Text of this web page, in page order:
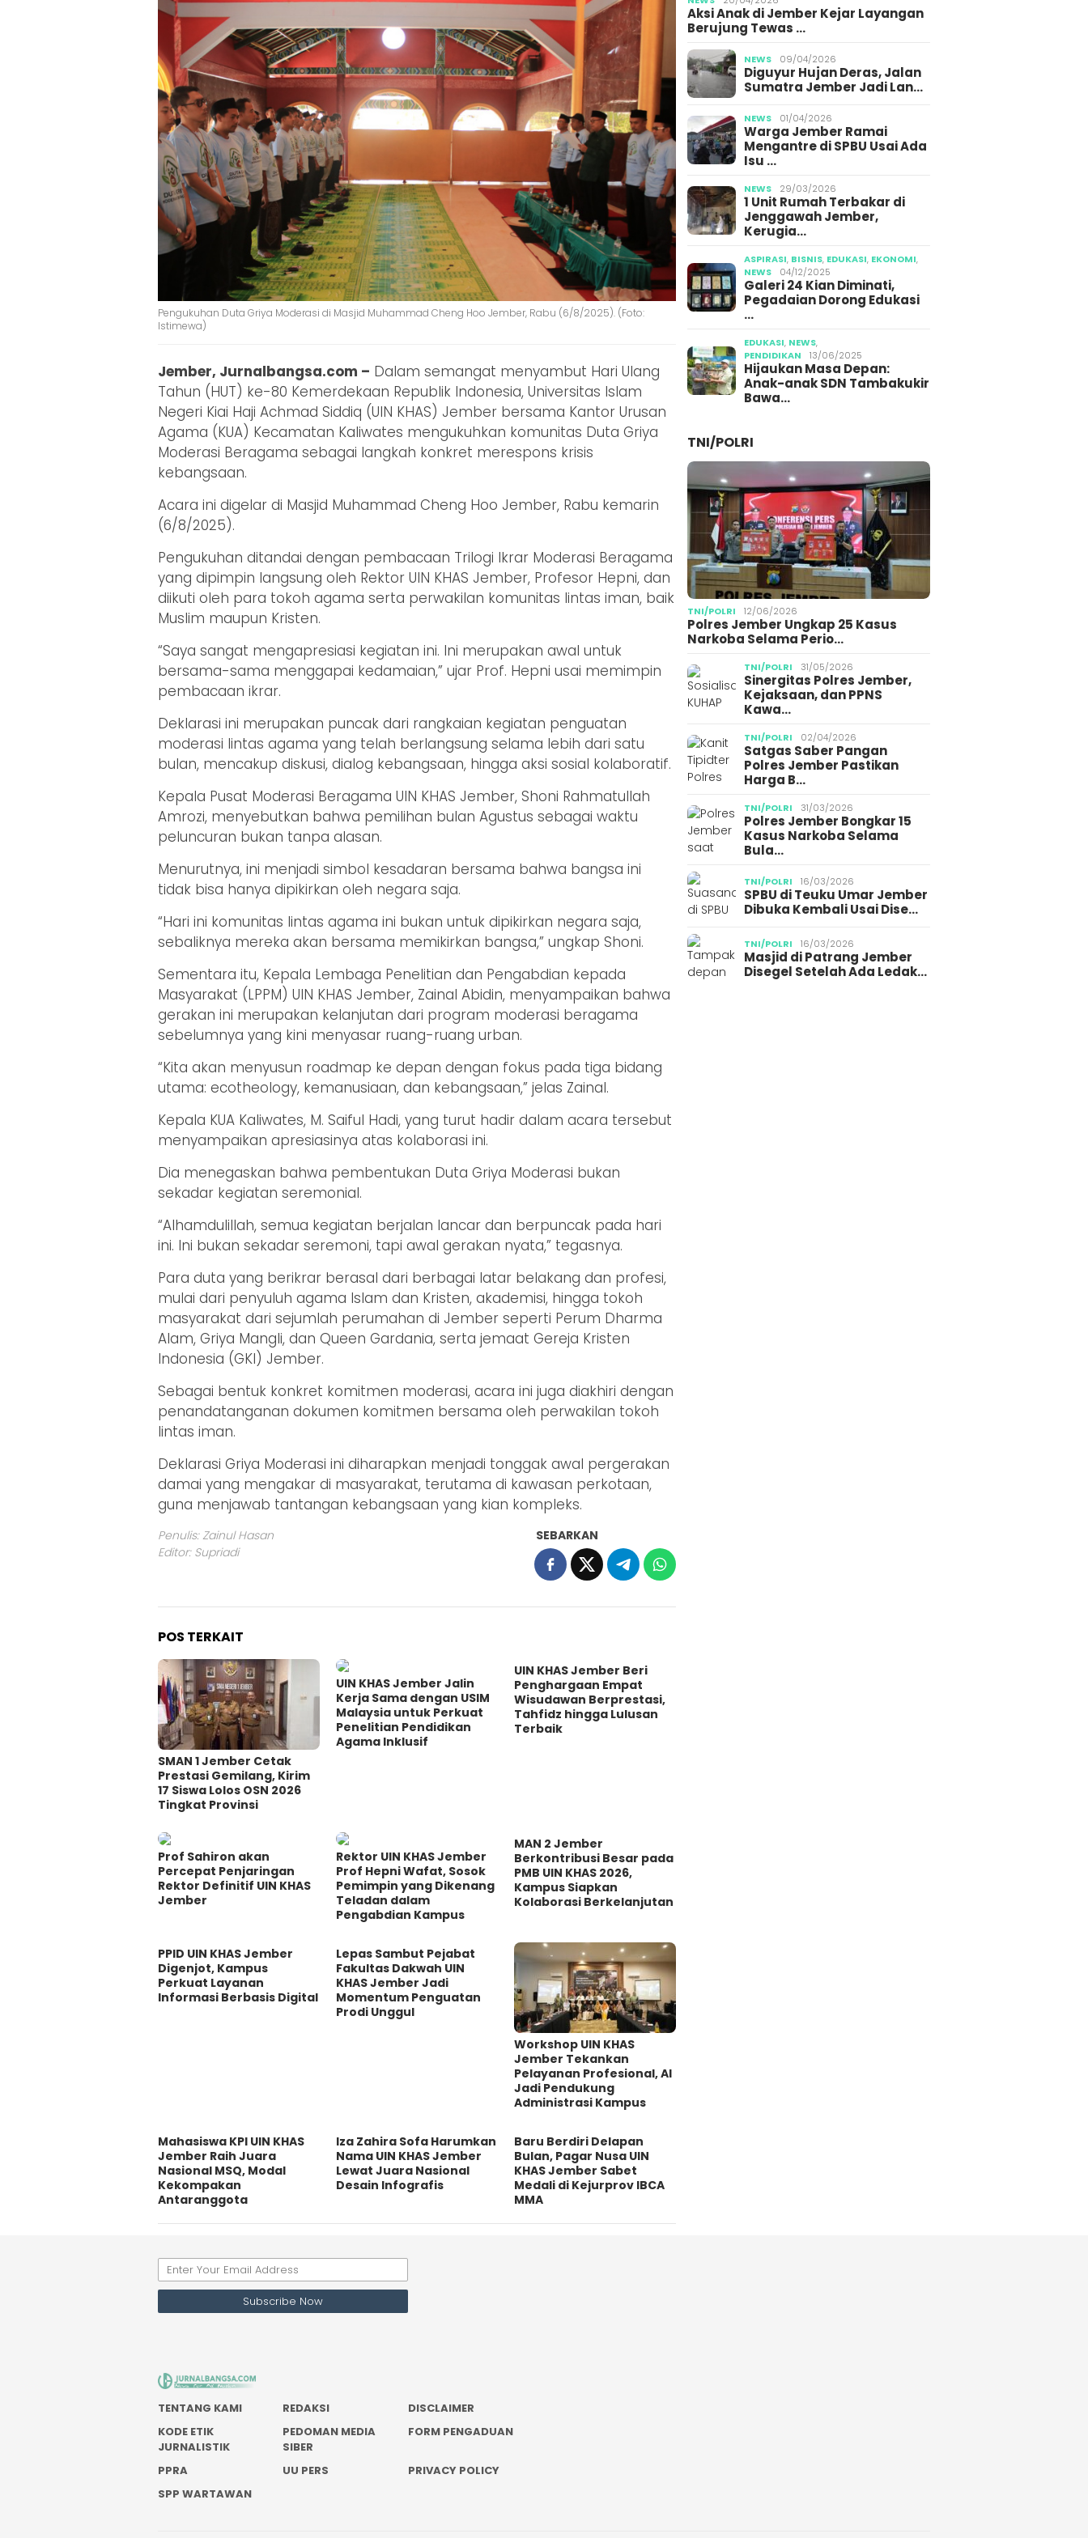
Pengukuhan Duta Griya Moderasi di Masjid Muhammad Cheng Hoo Jember, Rabu (6/8/2025). (Foto:
Istimewa)
Jember, Jurnalbangsa.com – Dalam semangat menyambut Hari Ulang
Tahun (HUT) ke-80 Kemerdekaan Republik Indonesia, Universitas Islam
Negeri Kiai Haji Achmad Siddiq (UIN KHAS) Jember bersama Kantor Urusan
Agama (KUA) Kecamatan Kaliwates mengukuhkan komunitas Duta Griya
Moderasi Beragama sebagai langkah konkret merespons krisis
kebangsaan.
Acara ini digelar di Masjid Muhammad Cheng Hoo Jember, Rabu kemarin
(6/8/2025).
Pengukuhan ditandai dengan pembacaan Trilogi Ikrar Moderasi Beragama
yang dipimpin langsung oleh Rektor UIN KHAS Jember, Profesor Hepni, dan
diikuti oleh para tokoh agama serta perwakilan komunitas lintas iman, baik
Muslim maupun Kristen.
“Saya sangat mengapresiasi kegiatan ini. Ini merupakan awal untuk
bersama-sama menggapai kedamaian,” ujar Prof. Hepni usai memimpin
pembacaan ikrar.
Deklarasi ini merupakan puncak dari rangkaian kegiatan penguatan
moderasi lintas agama yang telah berlangsung selama lebih dari satu
bulan, mencakup diskusi, dialog kebangsaan, hingga aksi sosial kolaboratif.
Kepala Pusat Moderasi Beragama UIN KHAS Jember, Shoni Rahmatullah
Amrozi, menyebutkan bahwa pemilihan bulan Agustus sebagai waktu
peluncuran bukan tanpa alasan.
Menurutnya, ini menjadi simbol kesadaran bersama bahwa bangsa ini
tidak bisa hanya dipikirkan oleh negara saja.
“Hari ini komunitas lintas agama ini bukan untuk dipikirkan negara saja,
sebaliknya mereka akan bersama memikirkan bangsa,” ungkap Shoni.
Sementara itu, Kepala Lembaga Penelitian dan Pengabdian kepada
Masyarakat (LPPM) UIN KHAS Jember, Zainal Abidin, menyampaikan bahwa
gerakan ini merupakan kelanjutan dari program moderasi beragama
sebelumnya yang kini menyasar ruang-ruang urban.
“Kita akan menyusun roadmap ke depan dengan fokus pada tiga bidang
utama: ecotheology, kemanusiaan, dan kebangsaan,” jelas Zainal.
Kepala KUA Kaliwates, M. Saiful Hadi, yang turut hadir dalam acara tersebut
menyampaikan apresiasinya atas kolaborasi ini.
Dia menegaskan bahwa pembentukan Duta Griya Moderasi bukan
sekadar kegiatan seremonial.
“Alhamdulillah, semua kegiatan berjalan lancar dan berpuncak pada hari
ini. Ini bukan sekadar seremoni, tapi awal gerakan nyata,” tegasnya.
Para duta yang berikrar berasal dari berbagai latar belakang dan profesi,
mulai dari penyuluh agama Islam dan Kristen, akademisi, hingga tokoh
masyarakat dari sejumlah perumahan di Jember seperti Perum Dharma
Alam, Griya Mangli, dan Queen Gardania, serta jemaat Gereja Kristen
Indonesia (GKI) Jember.
Sebagai bentuk konkret komitmen moderasi, acara ini juga diakhiri dengan
penandatanganan dokumen komitmen bersama oleh perwakilan tokoh
lintas iman.
Deklarasi Griya Moderasi ini diharapkan menjadi tonggak awal pergerakan
damai yang mengakar di masyarakat, terutama di kawasan perkotaan,
guna menjawab tantangan kebangsaan yang kian kompleks.
Penulis: Zainul Hasan
Editor: Supriadi
SEBARKAN
POS TERKAIT
SMAN 1 Jember Cetak
Prestasi Gemilang, Kirim
17 Siswa Lolos OSN 2026
Tingkat Provinsi
UIN KHAS Jember Jalin
Kerja Sama dengan USIM
Malaysia untuk Perkuat
Penelitian Pendidikan
Agama Inklusif
UIN KHAS Jember Beri
Penghargaan Empat
Wisudawan Berprestasi,
Tahfidz hingga Lulusan
Terbaik
Prof Sahiron akan
Percepat Penjaringan
Rektor Definitif UIN KHAS
Jember
Rektor UIN KHAS Jember
Prof Hepni Wafat, Sosok
Pemimpin yang Dikenang
Teladan dalam
Pengabdian Kampus
MAN 2 Jember
Berkontribusi Besar pada
PMB UIN KHAS 2026,
Kampus Siapkan
Kolaborasi Berkelanjutan
PPID UIN KHAS Jember
Digenjot, Kampus
Perkuat Layanan
Informasi Berbasis Digital
Lepas Sambut Pejabat
Fakultas Dakwah UIN
KHAS Jember Jadi
Momentum Penguatan
Prodi Unggul
Workshop UIN KHAS
Jember Tekankan
Pelayanan Profesional, AI
Jadi Pendukung
Administrasi Kampus
Mahasiswa KPI UIN KHAS
Jember Raih Juara
Nasional MSQ, Modal
Kekompakan
Antaranggota
Iza Zahira Sofa Harumkan
Nama UIN KHAS Jember
Lewat Juara Nasional
Desain Infografis
Baru Berdiri Delapan
Bulan, Pagar Nusa UIN
KHAS Jember Sabet
Medali di Kejurprov IBCA
MMA
Aksi Anak di Jember Kejar Layangan
Berujung Tewas …
NEWS 09/04/2026
Diguyur Hujan Deras, Jalan
Sumatra Jember Jadi Lan…
NEWS 01/04/2026
Warga Jember Ramai
Mengantre di SPBU Usai Ada
Isu …
NEWS 29/03/2026
1 Unit Rumah Terbakar di
Jenggawah Jember,
Kerugia…
ASPIRASI, BISNIS, EDUKASI, EKONOMI,
NEWS
04/12/2025
Galeri 24 Kian Diminati,
Pegadaian Dorong Edukasi
…
EDUKASI, NEWS,
PENDIDIKAN
13/06/2025
Hijaukan Masa Depan:
Anak-anak SDN Tambakukir
Bawa…
TNI/POLRI
TNI/POLRI 12/06/2026
Polres Jember Ungkap 25 Kasus
Narkoba Selama Perio…
TNI/POLRI 31/05/2026
Sinergitas Polres Jember,
Kejaksaan, dan PPNS
Kawa…
TNI/POLRI 02/04/2026
Satgas Saber Pangan
Polres Jember Pastikan
Harga B…
TNI/POLRI 31/03/2026
Polres Jember Bongkar 15
Kasus Narkoba Selama
Bula…
TNI/POLRI 16/03/2026
SPBU di Teuku Umar Jember
Dibuka Kembali Usai Dise…
TNI/POLRI 16/03/2026
Masjid di Patrang Jember
Disegel Setelah Ada Ledak…
TENTANG KAMI REDAKSI
DISCLAIMER
KODE ETIK
JURNALISTIK
PEDOMAN MEDIA
SIBER
FORM PENGADUAN
PPRA UU PERS
PRIVACY POLICY
SPP WARTAWAN